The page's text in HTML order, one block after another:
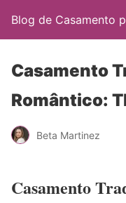
Blog de Casamento
Casamento
Romântico:
Beta Martinez
Casamento